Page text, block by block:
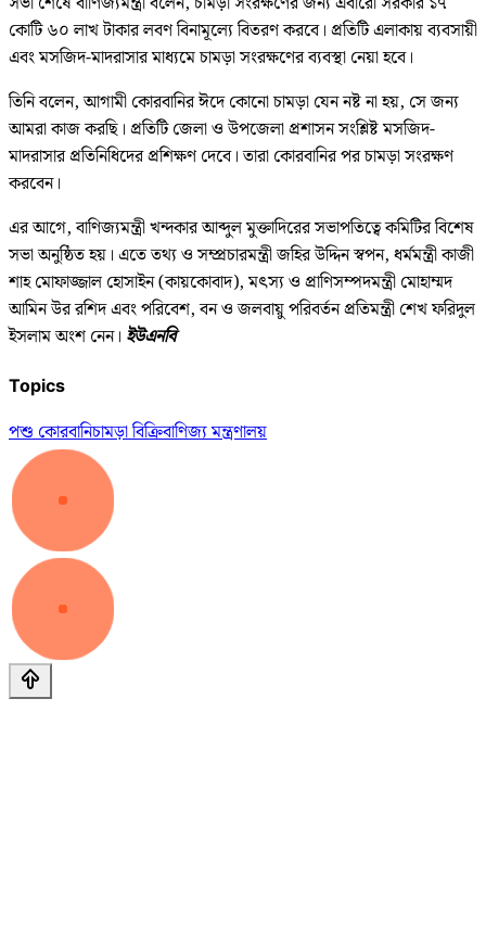
কোটি ৬০ লাখ টাকার লবণ বিনামূল্যে বিতরণ করবে। প্রতিটি এলাকায় ব্যবসায়ী
এবং মসজিদ-মাদরাসার মাধ্যমে চামড়া সংরক্ষণের ব্যবস্থা নেয়া হবে।
তিনি বলেন, আগামী কোরবানির ঈদে কোনো চামড়া যেন নষ্ট না হয়, সে জন্য
আমরা কাজ করছি। প্রতিটি জেলা ও উপজেলা প্রশাসন সংশ্লিষ্ট মসজিদ-
মাদরাসার প্রতিনিধিদের প্রশিক্ষণ দেবে। তারা কোরবানির পর চামড়া সংরক্ষণ
করবেন।
এর আগে, বাণিজ্যমন্ত্রী খন্দকার আব্দুল মুক্তাদিরের সভাপতিত্বে কমিটির বিশেষ
সভা অনুষ্ঠিত হয়। এতে তথ্য ও সম্প্রচারমন্ত্রী জহির উদ্দিন স্বপন, ধর্মমন্ত্রী কাজী
শাহ মোফাজ্জাল হোসাইন (কায়কোবাদ), মৎস্য ও প্রাণিসম্পদমন্ত্রী মোহাম্মদ
আমিন উর রশিদ এবং পরিবেশ, বন ও জলবায়ু পরিবর্তন প্রতিমন্ত্রী শেখ ফরিদুল
ইসলাম অংশ নেন। ইউএনবি
Topics
পশু কোরবানিচামড়া বিক্রিবাণিজ্য মন্ত্রণালয়